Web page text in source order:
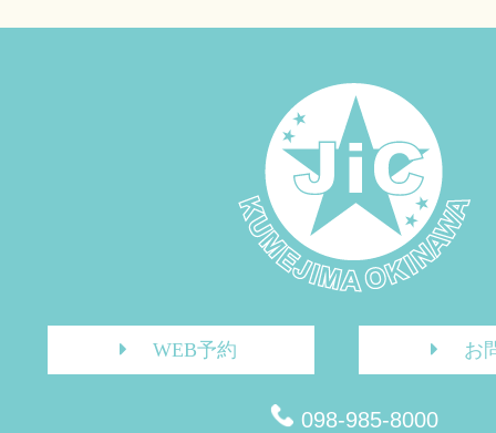
WEB予約 お
098-985-8000